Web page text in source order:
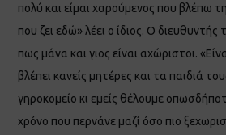
πολύ και είμαι χαρούμενος που βλέπω
που ζει εδώ» λέει ο ίδιος. Ο διευθυντής
πως μάνα και γιος είναι αχώριστοι.
βλέπει κανείς μητέρες και τα παιδιά
γηροκομείο κι εμείς θέλουμε
χρόνο που περνάνε μαζί όσο πιο